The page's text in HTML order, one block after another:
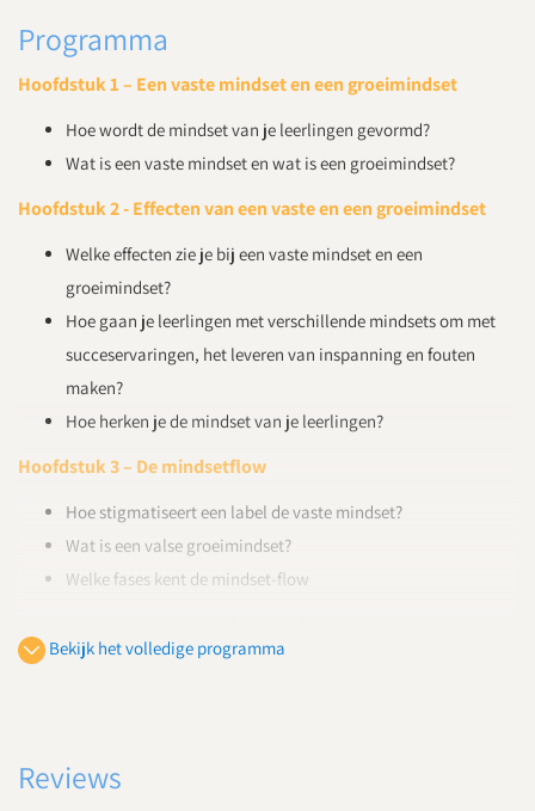
Programma
Hoofdstuk 1 – Een vaste mindset en een groeimindset
Hoe wordt de mindset van je leerlingen gevormd?
Wat is een vaste mindset en wat is een groeimindset?
Hoofdstuk 2 - Effecten van een vaste en een groeimindset
Welke effecten zie je bij een vaste mindset en een
groeimindset?
Hoe gaan je leerlingen met verschillende mindsets om met
succeservaringen, het leveren van inspanning en fouten
maken?
Hoe herken je de mindset van je leerlingen?
Hoofdstuk 3 – De mindsetflow
Hoe stigmatiseert een label de vaste mindset?
Wat is een valse groeimindset?
Welke fases kent de mindset-flow
'Groeimindset(vo)'.
Bekijk het volledige programma
Reviews